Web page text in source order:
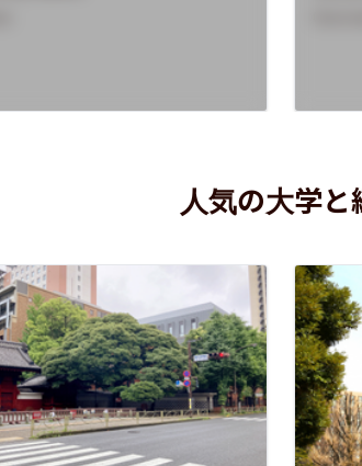
人気の大学